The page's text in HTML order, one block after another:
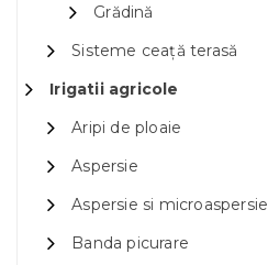
Grădină
Sisteme ceață terasă
Irigatii agricole
Aripi de ploaie
Aspersie
Aspersie si microaspersie
Banda picurare